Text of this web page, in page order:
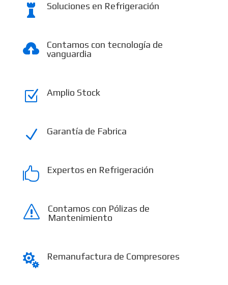
 Soluciones en Refrigeración

Contamos con tecnología de
vanguardia
Z Amplio Stock
N Garantía de Fabrica
 Expertos en Refrigeración
s
Contamos con Pólizas de
Mantenimiento
 Remanufactura de Compresores